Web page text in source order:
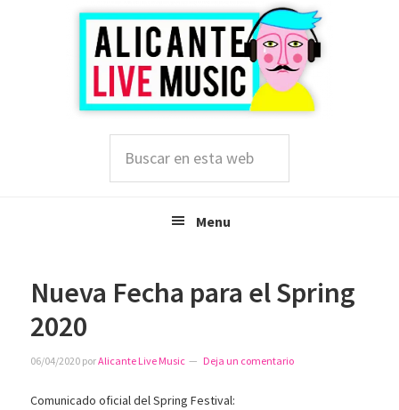
esta
Menu
Nueva Fecha para el Spring
2020
06/04/2020 porAlicante Live Music Deja un comentario
Comunicado oficial del Spring Festival: